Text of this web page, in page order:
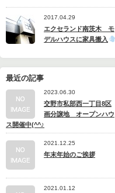
2017.04.29
エクセランド南茨木 モ
デルハウスに家具搬入
最近の記事
2023.06.30
交野市私部西一丁目8区
画分譲地 オープンハウ
ス開催中(^^♪
2021.12.25
年末年始のご挨拶
2021.01.12